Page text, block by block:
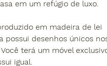
em um refúgio de luxo.
em madeira de lei
possui desenhos únicos
terá um móvel
igual.